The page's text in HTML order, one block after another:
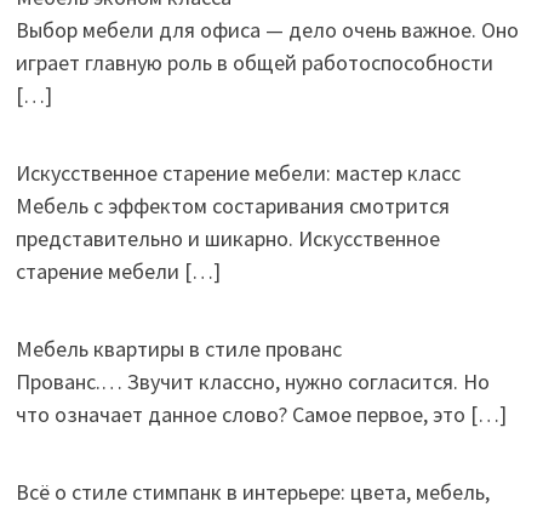
Выбор мебели для офиса — дело очень важное. Оно
играет главную роль в общей работоспособности
[…]
Искусственное старение мебели: мастер класс
Мебель с эффектом состаривания смотрится
представительно и шикарно. Искусственное
старение мебели […]
Мебель квартиры в стиле прованс
Прованс.… Звучит классно, нужно согласится. Но
что означает данное слово? Самое первое, это […]
Всё о стиле стимпанк в интерьере: цвета, мебель,